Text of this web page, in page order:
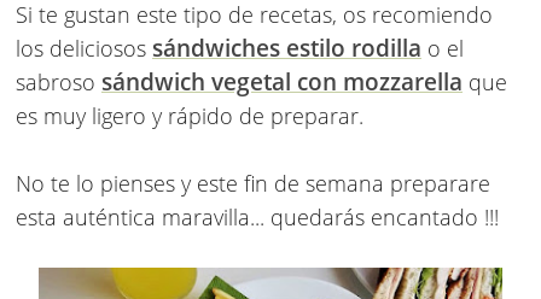
Si te gustan este tipo de recetas, os recomiendo
los deliciosos sándwiches estilo rodilla o el
sabroso sándwich vegetal con mozzarella que
es muy ligero y rápido de preparar.
No te lo pienses y este fin de semana preparare
esta auténtica maravilla... quedarás encantado !!!